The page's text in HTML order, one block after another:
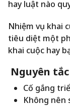
hay luật nào
Nhiệm vụ khai
tiêu diệt một
khai cuộc hay
Nguyên
Cố gắng
Không nên